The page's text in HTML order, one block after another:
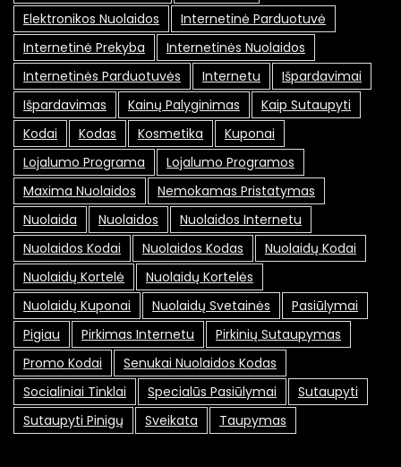
Elektronikos Nuolaidos
Internetinė Parduotuvė
Internetinė Prekyba
Internetinės Nuolaidos
Internetinės Parduotuvės
Internetu
Išpardavimai
Išpardavimas
Kainų Palyginimas
Kaip Sutaupyti
Kodai
Kodas Kosmetika
Kuponai
Lojalumo Programa
Lojalumo Programos
Maxima Nuolaidos
Nemokamas Pristatymas
Nuolaida
Nuolaidos
Nuolaidos Internetu
Nuolaidos Kodai
Nuolaidos Kodas
Nuolaidų Kodai
Nuolaidų Kortelė
Nuolaidų Kortelės
Nuolaidų Kuponai
Nuolaidų Svetainės
Pasiūlymai
Pigiau
Pirkimas Internetu
Pirkinių Sutaupymas
Promo Kodai
Senukai Nuolaidos Kodas
Socialiniai Tinklai
Specialūs Pasiūlymai
Sutaupyti
Sutaupyti Pinigų
Sveikata Taupymas